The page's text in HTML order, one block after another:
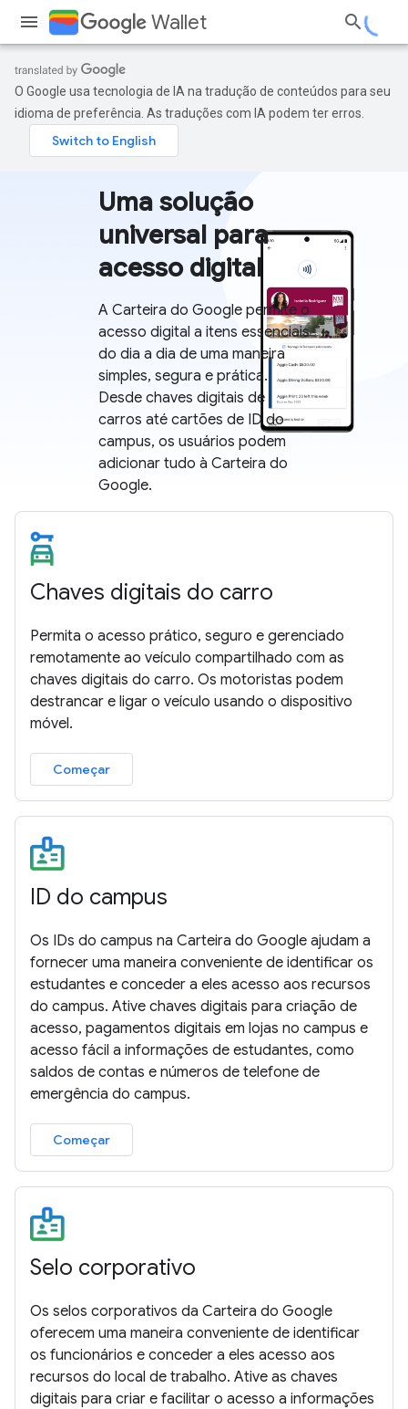
Wallet
O Google usa tecnologia de IA na tradução de conteúdos para seu
idioma de preferência. As traduções com IA podem ter erros.
Uma solução
universal para
acesso digital
A Carteira do Google permite o
acesso digital a itens essenciais
do dia a dia de uma maneira
simples, segura e prática.
Desde chaves digitais de
carros até cartões de ID do
campus, os usuários podem
adicionar tudo à Carteira do
Google.
Chaves digitais do carro
Permita o acesso prático, seguro e gerenciado
remotamente ao veículo compartilhado com as
chaves digitais do carro. Os motoristas podem
destrancar e ligar o veículo usando o dispositivo
móvel.
Começar
ID do campus
Os IDs do campus na Carteira do Google ajudam a
fornecer uma maneira conveniente de identificar os
estudantes e conceder a eles acesso aos recursos
do campus. Ative chaves digitais para criação de
acesso, pagamentos digitais em lojas no campus e
acesso fácil a informações de estudantes, como
saldos de contas e números de telefone de
emergência do campus.
Começar
Selo corporativo
Os selos corporativos da Carteira do Google
oferecem uma maneira conveniente de identificar
os funcionários e conceder a eles acesso aos
recursos do local de trabalho. Ative as chaves
digitais para criar e facilitar o acesso a informações